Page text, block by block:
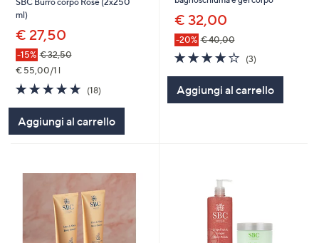
ml)
€ 27,50
-15% € 32,50
€ 55,00/1 l
4.7
of
Stars
(18)18
Aggiungi al carrello
€ 32,00
-20% € 40,00
3.7
of
Stars
(3)3
Aggiungi al carrello